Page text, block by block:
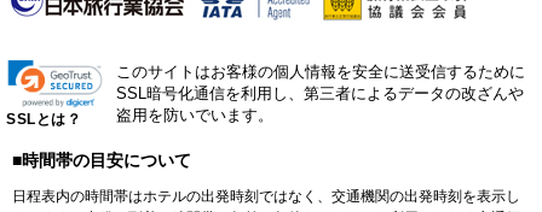
SSLとは？
このサイトはお客様の個人情報を安全に送受信するために
SSL暗号化通信を利用し、第三者によるデータの改ざんや
盗用を防いでいます。
■時間帯の目安について
日程表内の時間帯はホテルの出発時刻ではなく、交通機関の出発時刻を表示し